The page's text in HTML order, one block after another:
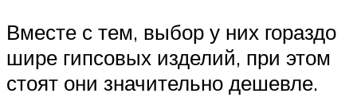
Вместе с тем, выбор у них гораздо
шире гипсовых изделий, при этом
стоят они значительно дешевле.